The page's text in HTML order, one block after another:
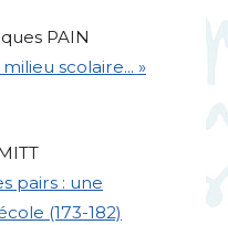
PAIN
scolaire... »
pairs : une
(173-182)